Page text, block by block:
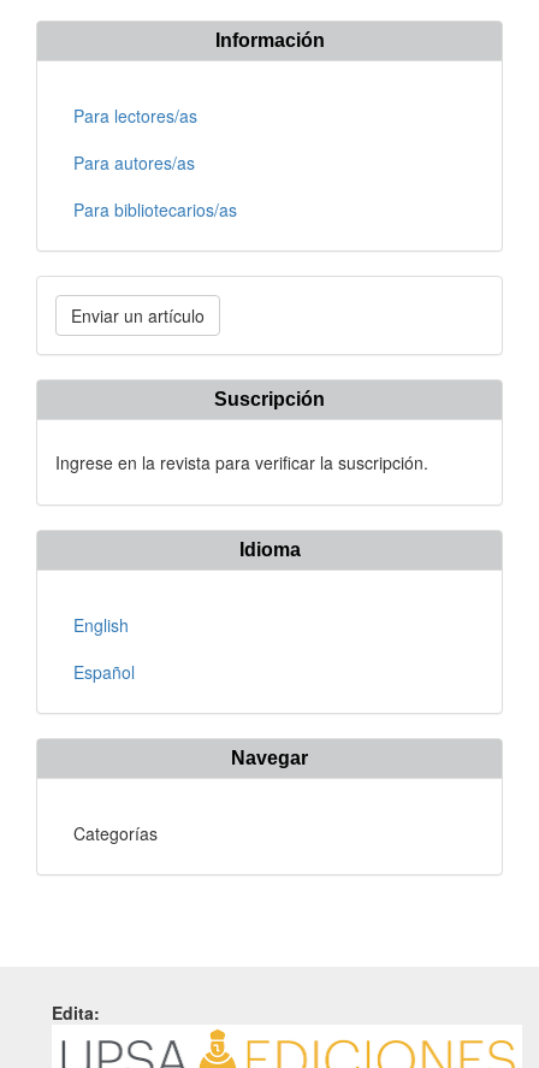
Información
Para lectores/as
Para autores/as
Para bibliotecarios/as
Enviar
un
artículo
Enviar un artículo
Suscripción
Ingrese en la revista para verificar la suscripción.
Idioma
English
Español
Navegar
Categorías
Edita: